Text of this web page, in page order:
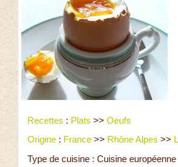
Recettes : Plats >> Oeufs
Origine : France >> Rhône Alpes >>
Type de cuisine : Cuisine européenne